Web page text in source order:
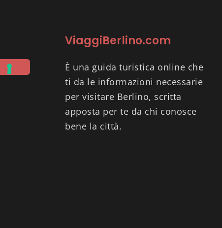
ViaggiBerlino.com
È una guida turistica online che
ti da le informazioni necessarie
per visitare Berlino, scritta
apposta per te da chi conosce
bene la città.